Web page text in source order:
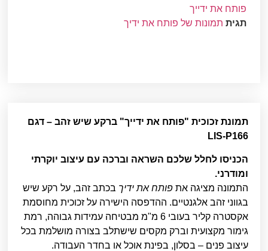
פותח את ידייך
תגית תמונות של פותח את ידיך
תמונת זכוכית "פותח את ידייך" ברקע שיש זהב – דגם
LIS-P166
הכניסו לחלל שלכם השראה וברכה עם עיצוב יוקרתי
ומודרני.
התמונה מציגה אתפותח את ידיך בכתב זהב, על רקע שיש
בגווני זהב אלגנטיים. ההדפסה הישירה על זכוכית מחוסמת
אקסטרה קליר בעובי 6 מ"מ מבטיחה עמידות גבוהה, רמת
גימור מקצועית וברק מקסים שישתלב בצורה מושלמת בכל
עיצוב פנים – בסלון, בפינת אוכל או בחדר העבודה.